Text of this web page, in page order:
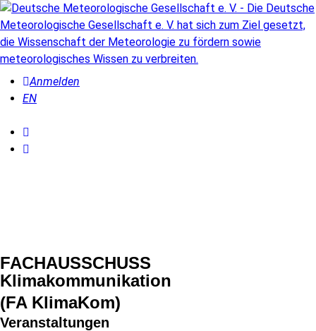
Anmelden
EN
FACHAUSSCHUSS
Klimakommunikation
(FA KlimaKom)
Veranstaltungen